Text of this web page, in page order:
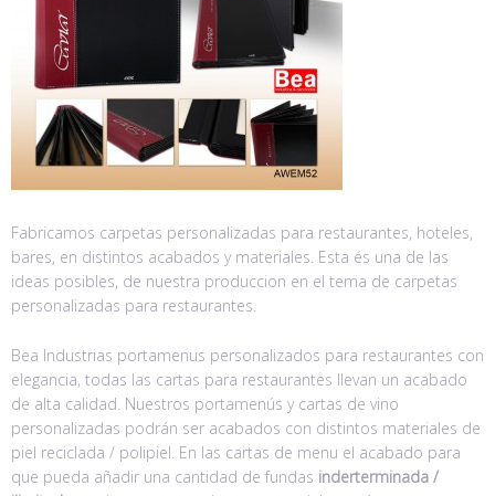
Fabricamos carpetas personalizadas para restaurantes, hoteles,
bares, en distintos acabados y materiales. Esta és una de las
ideas posibles, de nuestra produccion en el tema de carpetas
personalizadas para restaurantes.
Bea Industrias portamenus personalizados para restaurantes con
elegancia, todas las cartas para restaurantes llevan un acabado
de alta calidad. Nuestros portamenús y cartas de vino
personalizadas podrán ser acabados con distintos materiales de
piel reciclada / polipiel. En las cartas de menu el acabado para
que pueda añadir una cantidad de fundas inderterminada /